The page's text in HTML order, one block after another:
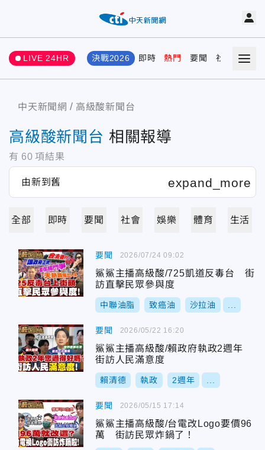
LIVE 24HR 決戰2026 即時 熱門 要聞 社會 娛樂
中天新聞網 高級酸新聞台
高級酸新聞台 相關報導
有 60 項結果
全部 即時 要聞 社會 娛樂 體育 生活
要聞
鯊鯊主播高級酸/725凱道反毒台 街
訪直擊民眾參與度
中聯油脂 致癌油 沙拉油
2026/07/24 09:02
要聞
鯊鯊主播高級酸/賴政府執政2週年
街訪人民滿意度
賴清德 執政 2週年
2026/05/22 16:20
要聞
鯊鯊主播高級酸/台電改Logo要價96
萬 街訪民眾炸鍋了！
2026/05/15 17:14